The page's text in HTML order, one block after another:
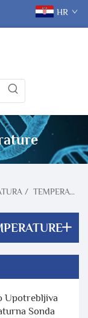
HR
/ TEMPERATURNI PRILAGODNI KABEL
Upotrebljiva
Sonda